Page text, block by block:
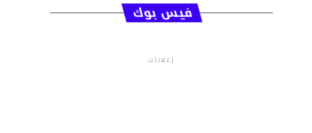
فيس بوك
إعلانات